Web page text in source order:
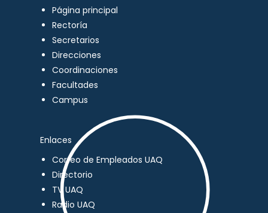
Página principal
Rectoría
Secretarios
Direcciones
Coordinaciones
Facultades
Campus
Enlaces
Correo de Empleados UAQ
Directorio
TV UAQ
Radio UAQ